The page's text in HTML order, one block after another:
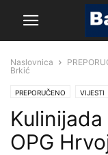
Naslovnica
Brkić
PREPORUČENO VIJESTI
OPG